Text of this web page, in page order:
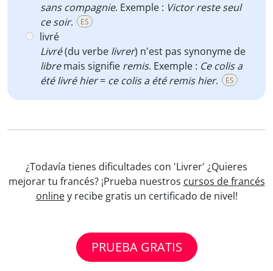
sans compagnie. Exemple : Victor reste seul
ce soir. ES
livré
Livré(du verbe livrer) n'est pas synonyme de
libremais signifie remis. Exemple : Ce colis a
été livré hier= ce colis a été remis hier. ES
¿Todavía tienes dificultades con 'Livrer' ¿Quieres
mejorar tu francés? ¡Prueba nuestros cursos de francés
onliney recibe gratis un certificado de nivel!
PRUEBA GRATIS